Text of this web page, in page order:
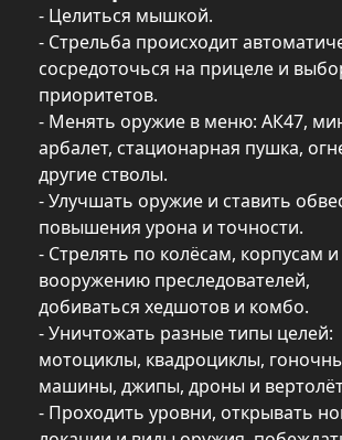
- Целиться мышкой.
- Стрельба происходит
сосредоточься на прицеле и
приоритетов.
- Менять оружие в меню: АК47,
арбалет, стационарная пушка,
другие стволы.
- Улучшать оружие и ставить
повышения урона и точности.
- Стрелять по колёсам, корпусам и
вооружению преследователей,
добиваться хедшотов и комбо.
- Уничтожать разные типы целей:
мотоциклы, квадроциклы,
машины, джипы, дроны и
- Проходить уровни, открывать